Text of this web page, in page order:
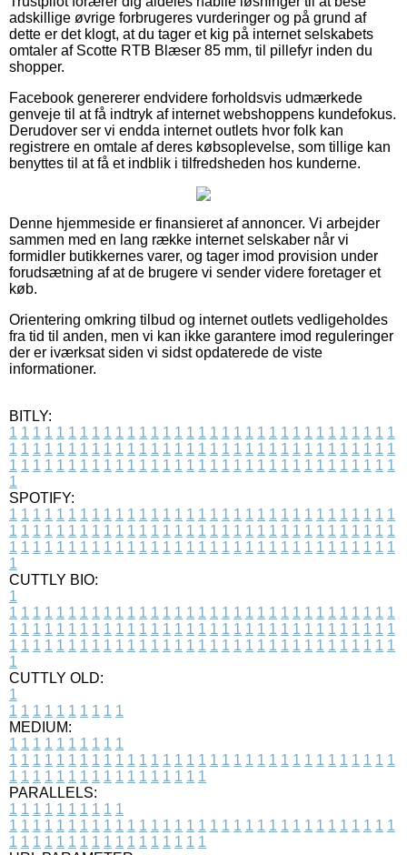
adskillige øvrige forbrugeres vurderinger og på grund af
dette er det klogt, at du tager et kig på internet selskabets
omtaler af Scotte RTB Blæser 85 mm, til pillefyr inden du
shopper.
Facebook genererer endvidere forholdsvis udmærkede
genveje til at få indtryk af internet webshoppens kundefokus.
Derudover ser vi endda internet outlets hvor folk kan
registrere en omtale af deres købsoplevelse, som tillige kan
benyttes til at få et indblik i tilfredsheden hos kunderne.
Denne hjemmeside er finansieret af annoncer. Vi arbejder
sammen med en lang række internet selskaber når vi
formidler butikkernes varer, og tager imod provision under
forudsætning af at de brugere vi sender videre foretager et
køb.
Orientering omkring tilbud og internet outlets vedligeholdes
fra tid til anden, men vi kan ikke garantere imod reguleringer
der er iværksat siden vi sidst opdaterede de viste
informationer.
BITLY:
1 1 1 1 1 1 1 1 1 1 1 1 1 1 1 1 1 1 1 1 1 1 1 1 1 1 1 1 1 1 1 1 1
1 1 1 1 1 1 1 1 1 1 1 1 1 1 1 1 1 1 1 1 1 1 1 1 1 1 1 1 1 1 1 1 1
1 1 1 1 1 1 1 1 1 1 1 1 1 1 1 1 1 1 1 1 1 1 1 1 1 1 1 1 1 1 1 1 1
1
SPOTIFY:
1 1 1 1 1 1 1 1 1 1 1 1 1 1 1 1 1 1 1 1 1 1 1 1 1 1 1 1 1 1 1 1 1
1 1 1 1 1 1 1 1 1 1 1 1 1 1 1 1 1 1 1 1 1 1 1 1 1 1 1 1 1 1 1 1 1
1 1 1 1 1 1 1 1 1 1 1 1 1 1 1 1 1 1 1 1 1 1 1 1 1 1 1 1 1 1 1 1 1
1
CUTTLY BIO:
1
1 1 1 1 1 1 1 1 1 1 1 1 1 1 1 1 1 1 1 1 1 1 1 1 1 1 1 1 1 1 1 1 1
1 1 1 1 1 1 1 1 1 1 1 1 1 1 1 1 1 1 1 1 1 1 1 1 1 1 1 1 1 1 1 1 1
1 1 1 1 1 1 1 1 1 1 1 1 1 1 1 1 1 1 1 1 1 1 1 1 1 1 1 1 1 1 1 1 1
1
CUTTLY OLD:
1
1 1 1 1 1 1 1 1 1 1
MEDIUM:
1 1 1 1 1 1 1 1 1 1
1 1 1 1 1 1 1 1 1 1 1 1 1 1 1 1 1 1 1 1 1 1 1 1 1 1 1 1 1 1 1 1 1
1 1 1 1 1 1 1 1 1 1 1 1 1 1 1 1 1
PARALLELS:
1 1 1 1 1 1 1 1 1 1
1 1 1 1 1 1 1 1 1 1 1 1 1 1 1 1 1 1 1 1 1 1 1 1 1 1 1 1 1 1 1 1 1
1 1 1 1 1 1 1 1 1 1 1 1 1 1 1 1 1